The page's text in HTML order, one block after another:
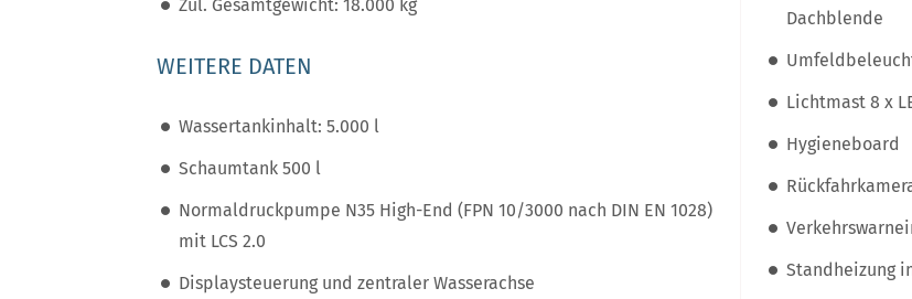
Zul. Gesamtgewicht: 18.000 kg
WEITERE DATEN
Wassertankinhalt: 5.000 l
Schaumtank 500 l
Normaldruckpumpe N35 High-End (FPN 10/3000 nach DIN EN 1028)
mit LCS 2.0
Displaysteuerung und zentraler Wasserachse
Dachblende
Lichtmast 8 x
Hygieneboard
Standheizung